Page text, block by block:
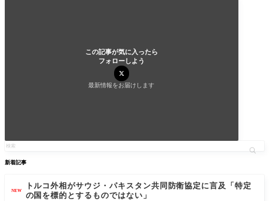
この記事が気に入ったら
フォローしよう
最新情報をお届けします
新着記事
NEW
トルコ外相がサウジ・パキスタン共同防衛協定に言及「特定
の国を標的とするものではない」